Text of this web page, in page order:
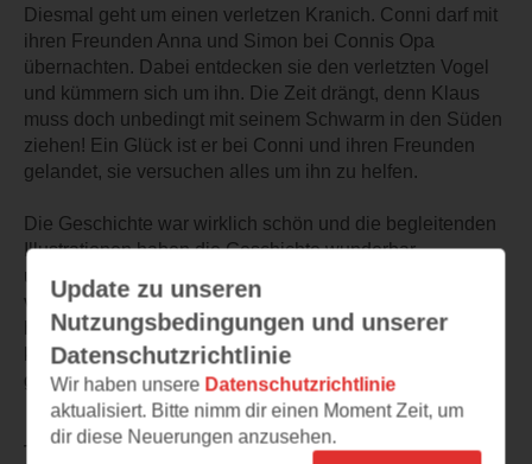
Diesmal geht um einen verletzen Kranich. Conni darf mit
ihren Freunden Anna und Simon bei Connis Opa
übernachten. Dabei entdecken sie den verletzten Vogel
und kümmern sich um ihn. Die Zeit drängt, denn Klaus
muss doch unbedingt mit seinem Schwarm in den Süden
ziehen! Ein Glück ist er bei Conni und ihren Freunden
gelandet, sie versuchen alles um ihn zu helfen.
Die Geschichte war wirklich schön und die begleitenden
Illustrationen haben die Geschichte wunderbar
unterstützt. Die Themen Tier und Umweltschutz, Pflege
von verletzen Tieren und auch Freundschaft und Mut
haben mir gut gefallen. Die Geschichte wurde
kindgerecht erzählt und ist zum Vorlesen wunderbar
geeignet. Ich empfehle das Buch auf jeden Fall weiter.
TEILEN
Update zu unseren
Nutzungsbedingungen und unserer
Datenschutzrichtlinie
Wir haben unsere Datenschutzrichtlinie
aktualisiert. Bitte nimm dir einen Moment Zeit, um
dir diese Neuerungen anzusehen.